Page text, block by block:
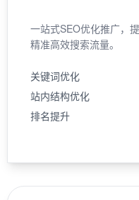
一站式SEO优化推广，
精准高效搜索流量。
关键词优化
站内结构优化
排名提升